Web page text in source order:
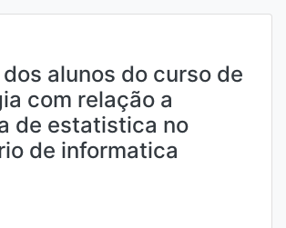
alunos do curso de
com relação a
de estatistica no
de informatica